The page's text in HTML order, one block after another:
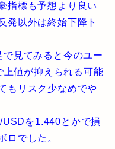
指標も予想より良い
発以外は終始下降ト
見てみると今のユー
上値が抑えられる可能
もリスク少なめでや
を1.440とかで損
ロでした。